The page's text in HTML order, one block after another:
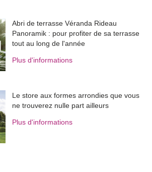
Abri de terrasse Véranda Rideau
Panoramik : pour profiter de sa terrasse
tout au long de l'année
Plus d'informations
Le store aux formes arrondies que vous
ne trouverez nulle part ailleurs
Plus d'informations